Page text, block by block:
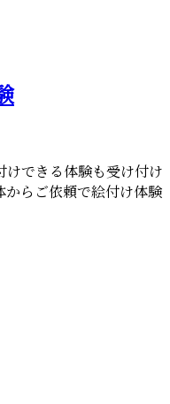
けできる体験も受け付け
らご依頼で絵付け体験